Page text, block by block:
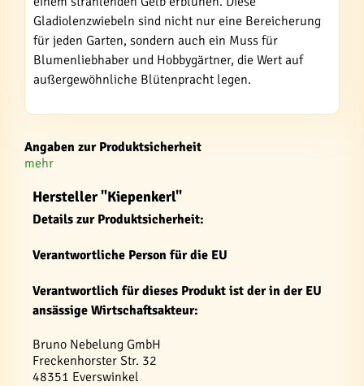
Gladiolenzwiebeln sind nicht nur eine Bereicherung
für jeden Garten, sondern auch ein Muss für
Blumenliebhaber und Hobbygärtner, die Wert auf
außergewöhnliche Blütenpracht legen.
Angaben zur Produktsicherheit
mehr
Hersteller "Kiepenkerl"
Details zur Produktsicherheit:
Verantwortliche Person für die EU
Verantwortlich für dieses Produkt ist der in der EU
ansässige Wirtschaftsakteur:
Bruno Nebelung GmbH
Freckenhorster Str. 32
48351 Everswinkel